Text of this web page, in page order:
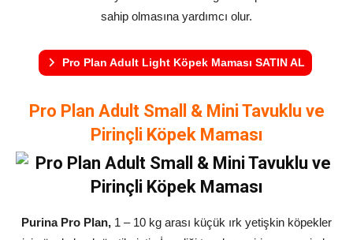
sahip olmasına yardımcı olur.
Pro Plan Adult Light Köpek Maması SATIN AL
Pro Plan Adult Small & Mini Tavuklu ve
Pirinçli Köpek Maması
Purina Pro Plan, 1 – 10 kg arası küçük ırk yetişkin köpekler